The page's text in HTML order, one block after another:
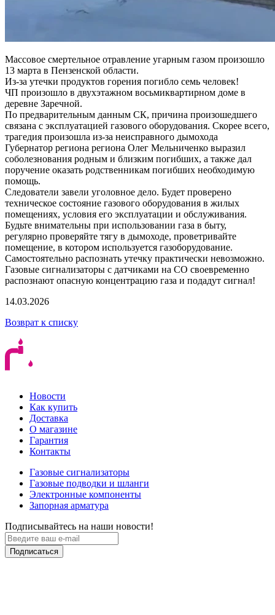
Массовое смертельное отравление угарным газом произошло
13 марта в Пензенской области.
Из-за утечки продуктов горения погибло семь человек!
ЧП произошло в двухэтажном восьмиквартирном доме в
деревне Заречной.
По предварительным данным СК, причина произошедшего
связана с эксплуатацией газового оборудования. Скорее всего,
трагедия произошла из-за неисправного дымохода
Губернатор региона региона Олег Мельниченко выразил
соболезнования родным и близким погибших, а также дал
поручение оказать родственникам погибших необходимую
помощь.
Следователи завели уголовное дело. Будет проверено
техническое состояние газового оборудования в жилых
помещениях, условия его эксплуатации и обслуживания.
Будьте внимательны при использовании газа в быту,
регулярно проверяйте тягу в дымоходе, проветривайте
помещение, в котором используется газоборудование.
Самостоятельно распознать утечку практически невозможно.
Газовые сигнализаторы с датчиками на СО своевременно
распознают опасную концентрацию газа и подадут сигнал!
14.03.2026
Возврат к списку
Новости
Как купить
Доставка
О магазине
Гарантия
Контакты
Газовые сигнализаторы
Газовые подводки и шланги
Электронные компоненты
Запорная арматура
Подписывайтесь на наши новости!
Подписаться